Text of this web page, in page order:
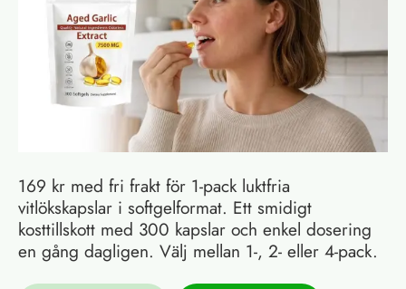
169 kr med fri frakt för 1-pack luktfria
vitlökskapslar i softgelformat. Ett smidigt
kosttillskott med 300 kapslar och enkel dosering
en gång dagligen. Välj mellan 1-, 2- eller 4-pack.